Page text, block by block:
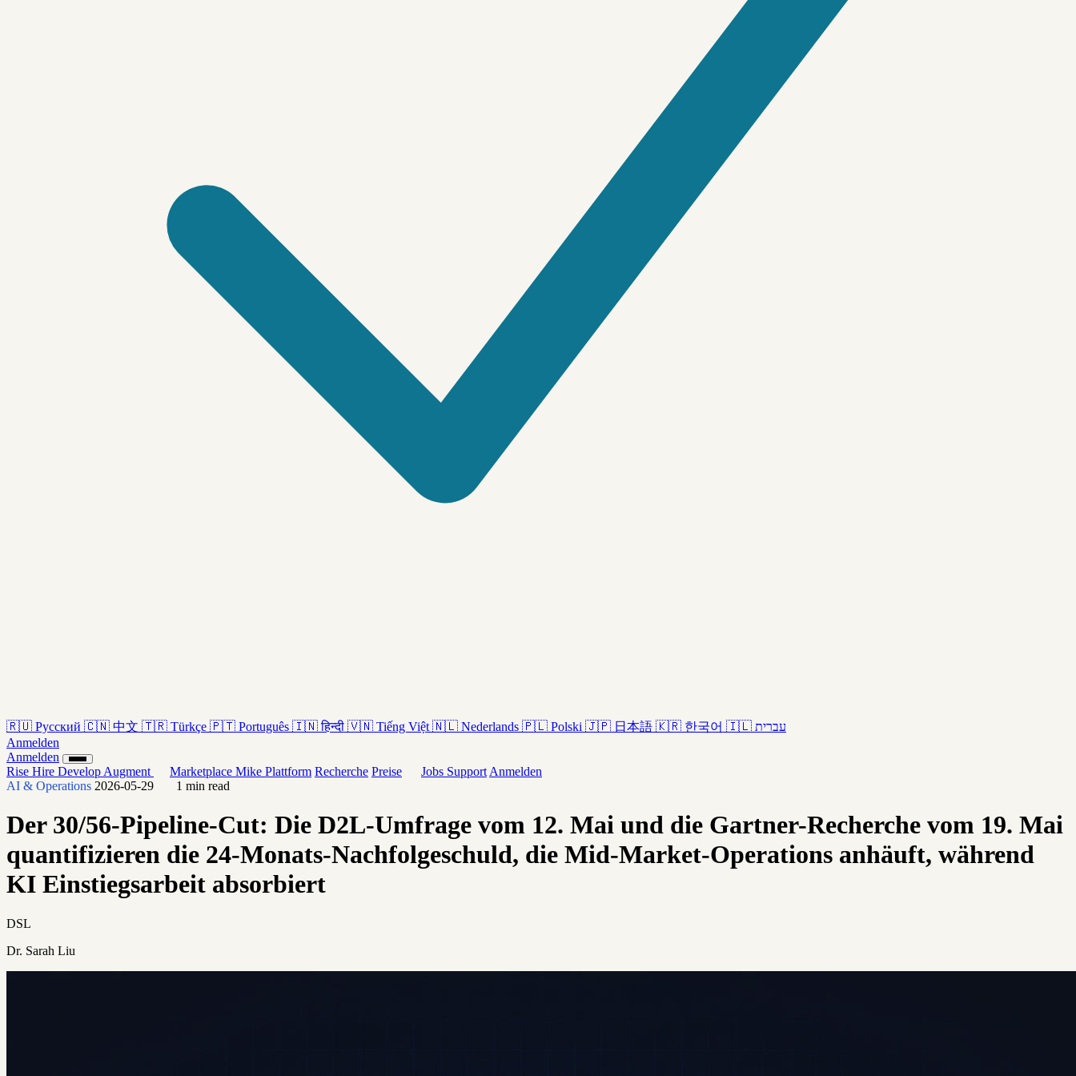
🇷🇺 Русский 🇨🇳 中文 🇹🇷 Türkçe 🇵🇹 Português 🇮🇳 हिन्दी 🇻🇳 Tiếng Việt 🇳🇱 Nederlands 🇵🇱 Polski 🇯🇵 日本語 🇰🇷 한국어 🇮🇱 עברית
Anmelden
Anmelden
Rise Hire Develop Augment Marketplace Mike Plattform Recherche Preise Jobs Support Anmelden
AI & Operations 2026-05-29 1 min read
Der 30/56-Pipeline-Cut: Die D2L-Umfrage vom 12. Mai und die Gartner-Recherche vom 19. Mai
quantifizieren die 24-Monats-Nachfolgeschuld, die Mid-Market-Operations anhäuft, während
KI Einstiegsarbeit absorbiert
DSL
Dr. Sarah Liu